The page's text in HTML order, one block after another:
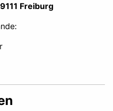
Freiburg